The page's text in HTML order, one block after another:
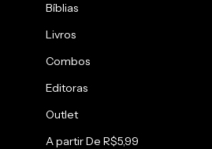
Bíblias
Livros
Combos
Editoras
Outlet
A partir De R$5,99